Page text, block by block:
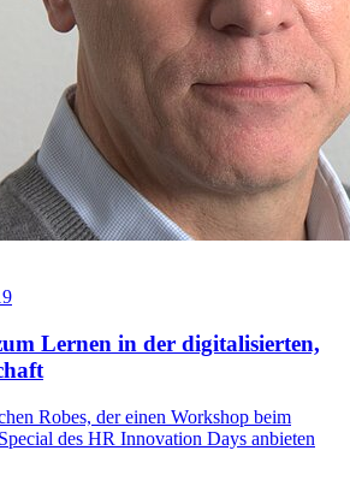
Lernen in der digitalisierten,
Robes, der einen Workshop beim
des HR Innovation Days anbieten